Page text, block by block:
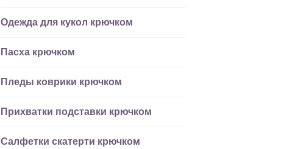
Одежда для кукол крючком
Пасха крючком
Пледы коврики крючком
Прихватки подставки крючком
Салфетки скатерти крючком